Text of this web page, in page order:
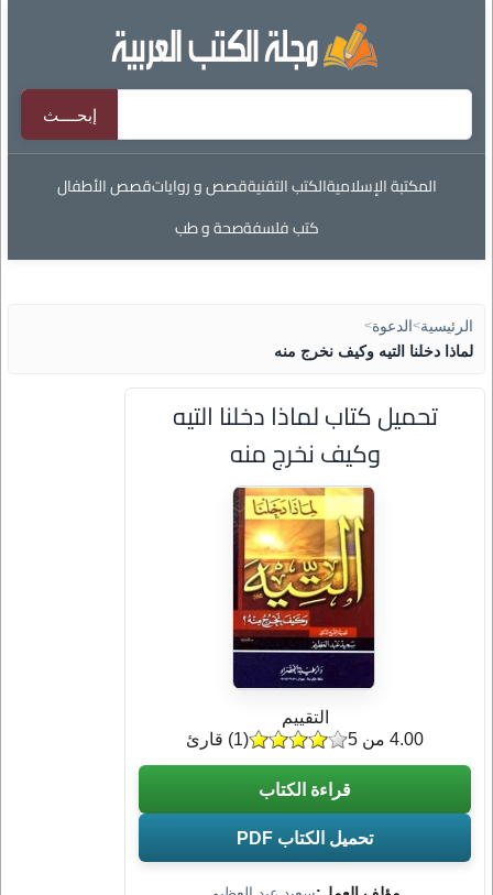
المكتبة الإسلاميةالكتب التقنيةقصص و رواياتقصص الأطفال
كتب فلسفةصحة و طب
الرئيسية> الدعوة>
لماذا دخلنا التيه وكيف نخرج منه
تحميل كتاب لماذا دخلنا التيه
وكيف نخرج منه
التقييم
(
1) قارئ 4.00 من 5
قراءة الكتاب
تحميل الكتاب PDF